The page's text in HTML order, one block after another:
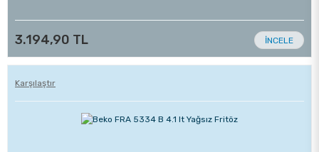
3.194,90 TL İNCELE
Karşılaştır